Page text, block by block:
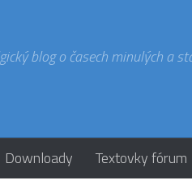
blog o časech minulých a
Downloady Textovky fórum